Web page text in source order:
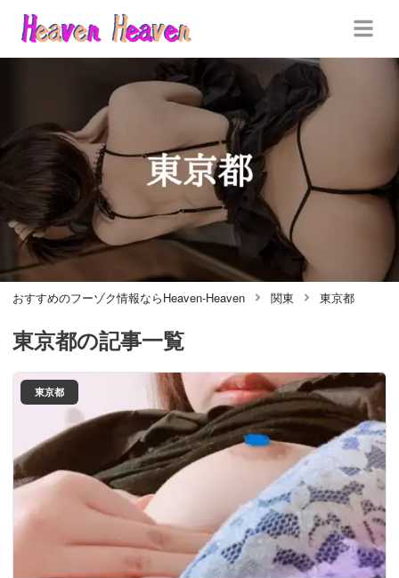
おすすめのフーゾク情報ならHeaven-Heaven 関東 東京都
東京都の記事一覧
東京都